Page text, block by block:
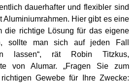
dauerhafter und flexibler sind
Aluminiumrahmen. Hier gibt es eine
die richtige Lösung für das eigene
sollte man sich auf jeden Fall
lassen“, rät Robin Titzkus,
von Alumar. „Fragen Sie zum
Gewebe für Ihre Zwecke: